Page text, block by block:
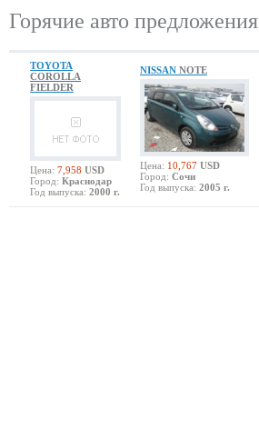
Горячие авто предложения
TOYOTA
COROLLA
FIELDER
Цена: 7,958 USD
Город: Краснодар
Год выпуска: 2000 г.
NISSAN NOTE
Цена: 10,767 USD
Город: Сочи
Год выпуска: 2005 г.